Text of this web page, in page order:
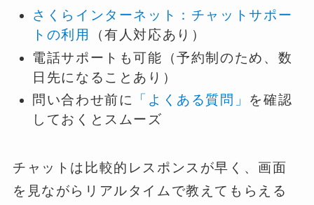
さくらインターネット：チャットサポー
トの利用
（有人対応あり）
電話サポートも可能（予約制のため、数
日先になることあり）
問い合わせ前に
「よくある質問」 を確認
しておくとスムーズ
チャットは比較的レスポンスが早く、画面
を見ながらリアルタイムで教えてもらえる